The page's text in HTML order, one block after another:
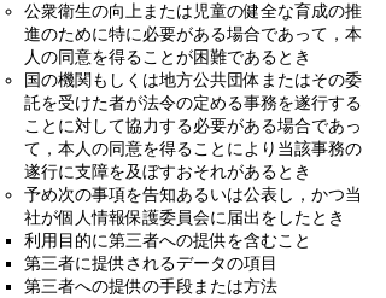
公衆衛生の向上または児童の健全な育成の推
進のために特に必要がある場合であって，本
人の同意を得ることが困難であるとき
国の機関もしくは地方公共団体またはその委
託を受けた者が法令の定める事務を遂行する
ことに対して協力する必要がある場合であっ
て，本人の同意を得ることにより当該事務の
遂行に支障を及ぼすおそれがあるとき
予め次の事項を告知あるいは公表し，かつ当
社が個人情報保護委員会に届出をしたとき
利用目的に第三者への提供を含むこと
第三者に提供されるデータの項目
第三者への提供の手段または方法